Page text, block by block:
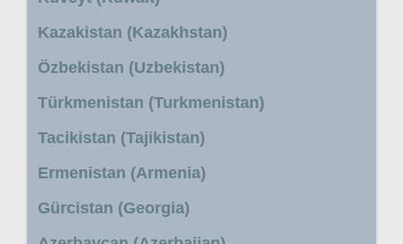
Kazakistan (Kazakhstan)
Özbekistan (Uzbekistan)
Türkmenistan (Turkmenistan)
Tacikistan (Tajikistan)
Ermenistan (Armenia)
Gürcistan (Georgia)